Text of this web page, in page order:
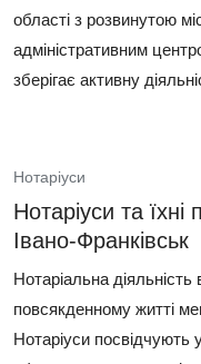
області з розвинутою
адміністративним
зберігає активну
Нотаріуси
Нотаріуси та їхні
Івано‑Франківськ
Нотаріальна
повсякденному житті
Нотаріуси посвідчують